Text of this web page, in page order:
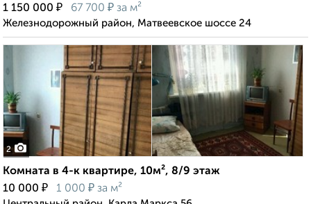
1 150 000 ₽ 67 700 ₽ за м²
Железнодорожный район, Матвеевское шоссе 24
2
Комната в 4-к квартире, 10м², 8/9 этаж
10 000 ₽ 1 000 ₽ за м²